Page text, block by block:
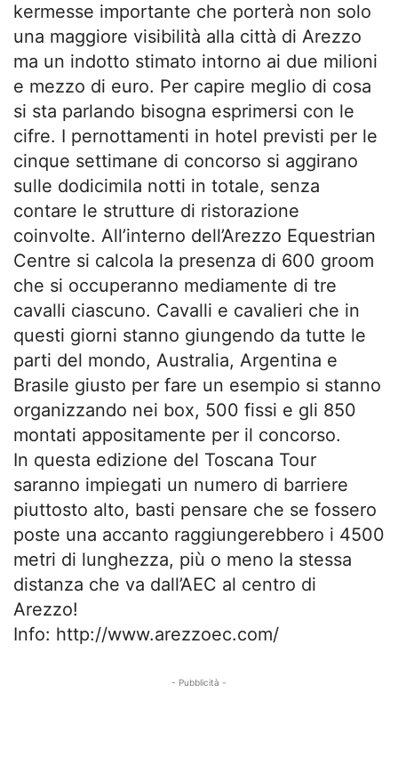
kermesse importante che porterà non solo
una maggiore visibilità alla città di Arezzo
ma un indotto stimato intorno ai due milioni
e mezzo di euro. Per capire meglio di cosa
si sta parlando bisogna esprimersi con le
cifre. I pernottamenti in hotel previsti per le
cinque settimane di concorso si aggirano
sulle dodicimila notti in totale, senza
contare le strutture di ristorazione
coinvolte. All’interno dell’Arezzo Equestrian
Centre si calcola la presenza di 600 groom
che si occuperanno mediamente di tre
cavalli ciascuno. Cavalli e cavalieri che in
questi giorni stanno giungendo da tutte le
parti del mondo, Australia, Argentina e
Brasile giusto per fare un esempio si stanno
organizzando nei box, 500 fissi e gli 850
montati appositamente per il concorso.
In questa edizione del Toscana Tour
saranno impiegati un numero di barriere
piuttosto alto, basti pensare che se fossero
poste una accanto raggiungerebbero i 4500
metri di lunghezza, più o meno la stessa
distanza che va dall’AEC al centro di
Arezzo!
Info: http://www.arezzoec.com/
- Pubblicità -